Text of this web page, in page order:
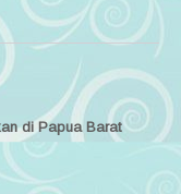
di Papua Barat